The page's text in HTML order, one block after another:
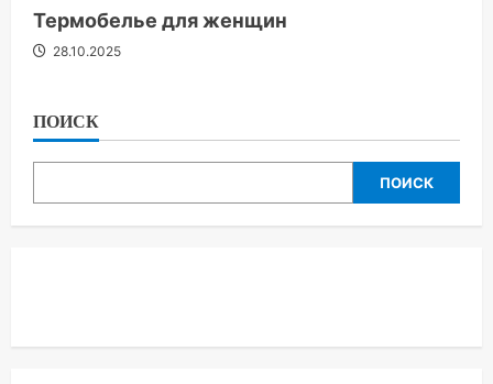
Термобелье для женщин
28.10.2025
ПОИСК
ПОИСК